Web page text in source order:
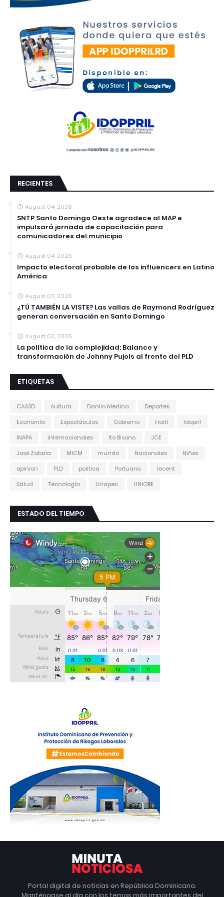
RECIENTES
August 04, 2026
SNTP Santo Domingo Oeste agradece al MAP e
impulsará jornada de capacitación para
comunicadores del municipio
August 04, 2026
Impacto electoral probable de los influencers en Latino
América
August 03, 2026
¿TÚ TAMBIÉN LA VISTE? Las vallas de Raymond Rodríguez
generan conversación en Santo Domingo
August 03, 2026
La política de la complejidad: Balance y
transformación de Johnny Pujols al frente del PLD
ETIQUETAS
CAASD cultura Danilo Medina
Deportes
Economía
Espectáculos Gobierno Haití
Idopril
INAPA
internacionales Ito Bisono
JCE
José Zabala
MICM mundo Nacionales
Niñez
opinion
PLD politica Portuaria
recent
Salud
Tecnología Unapec UNIORE
ESTADO DEL TIEMPO
Portal digital de noticias en República Dominicana.